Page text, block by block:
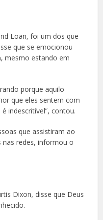
Loan, foi um dos que
que se emocionou
mesmo estando em
porque aquilo
que eles sentem com
indescritível”, contou.
que assistiram ao
nas redes, informou o
Dixon, disse que Deus